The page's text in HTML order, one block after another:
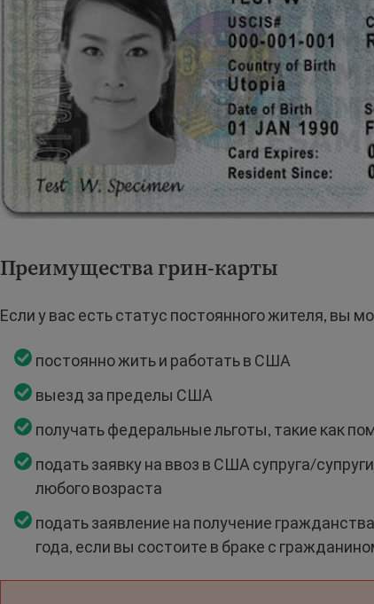
Преимущества грин-карты
Если у вас есть статус постоянного жителя, вы
постоянно жить и работать в США
выезд за пределы США
получать федеральные льготы, такие как
подать заявку на ввоз в США супруга/
любого возраста
подать заявление на получение
года, если вы состоите в браке с